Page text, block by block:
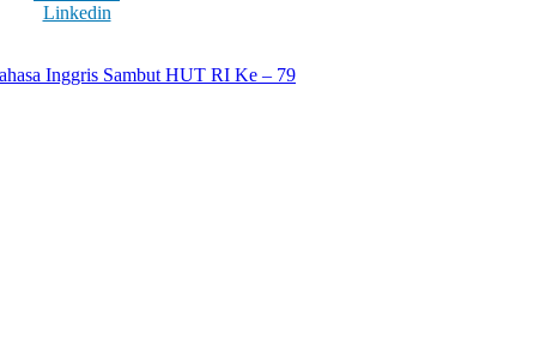
Linkedin
Inggris Sambut HUT RI Ke – 79